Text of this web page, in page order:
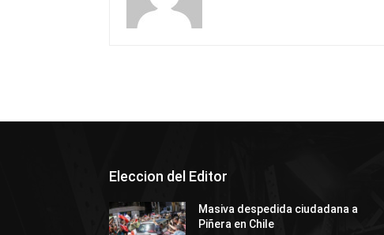
Eleccion del Editor
Masiva despedida ciudadana a
Piñera en Chile